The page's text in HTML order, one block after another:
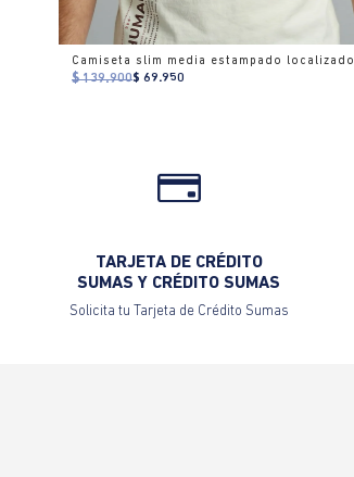
Camiseta slim media estampado localizado
$ 139.900$ 69.950
TARJETA DE CRÉDITO
SUMAS Y CRÉDITO SUMAS
Solicita tu Tarjeta de Crédito Sumas